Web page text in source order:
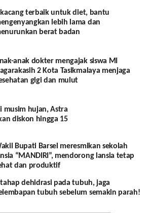
terbaik untuk diet, bantu
lebih lama dan
berat badan
anak dokter mengajak siswa MI
2 Kota Tasikmalaya menjaga
gigi dan mulut
musim hujan, Astra
diskon hingga 15
Bupati Barsel meresmikan sekolah
“MANDIRI”, mendorong lansia tetap
dan produktif
dehidrasi pada tubuh, jaga
tubuh sebelum semakin parah!